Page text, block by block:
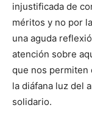
injustificada de
méritos y no por
una aguda
atención sobre
que nos permiten
la diáfana luz del
solidario.